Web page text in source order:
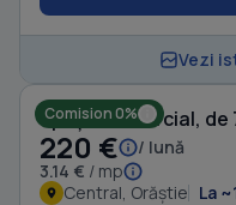
Vezi
Comision 0%
Spațiu comercial, de
220 €
/ lună
3.14 € / mp
Central, Orăștie La